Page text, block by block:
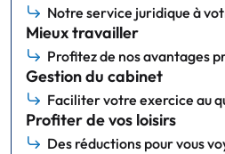
Notre service juridique à
Mieux travailler
Profitez de nos avantages
Gestion du cabinet
Faciliter votre exercice au
Profiter de vos loisirs
Des réductions pour vous